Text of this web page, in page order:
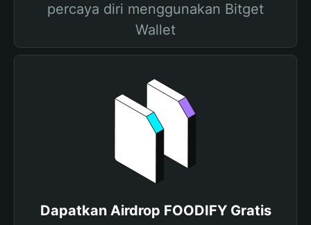
percaya diri menggunakan Bitget
Wallet
Dapatkan Airdrop FOODIFY Gratis